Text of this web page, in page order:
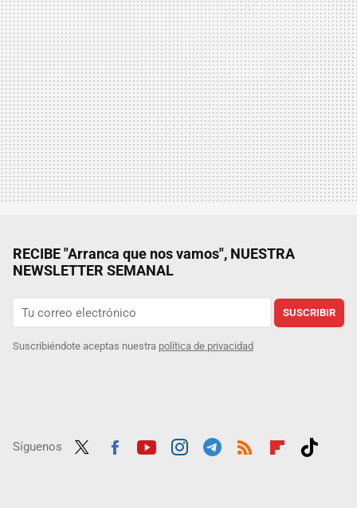
RECIBE "Arranca que nos vamos", NUESTRA
NEWSLETTER SEMANAL
SUSCRIBIR
Suscribiéndote aceptas nuestra política de privacidad
Síguenos